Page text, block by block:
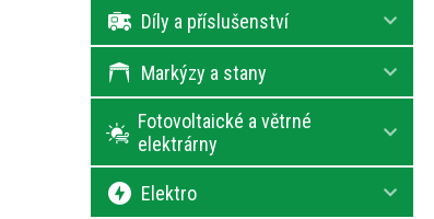
Díly a příslušenství
Markýzy a stany
Fotovoltaické a větrné
elektrárny
Elektro